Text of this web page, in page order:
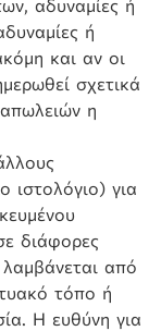
αδυναμίες ή
ή
και αν οι
σχετικά
η
ιστολόγιο) για
διάφορες
από
τόπο ή
Η ευθύνη για